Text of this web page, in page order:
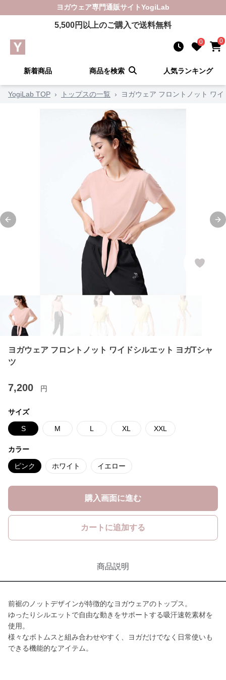
ヨガウェア専門通販サイトYogiLab
5,500円以上のご購入で送料無料
0 0
新着商品 商品を検索 人気ランキング
YogiLab TOP › トップスの一覧 › ヨガウェア フロントノット ワ
Previous slide
ヨガウェア フロントノット ワイドシルエット ヨガTシャ
ツ
7,200 円
サイズ
S M L XL XXL
カラー
ピンク ホワイト イエロー
購入画面に進む
カートに追加する
商品説明
前裾のノットデザインが特徴的なヨガウェアのトップス。
ゆったりシルエットで自由な動きをサポートする吸汗速乾素材を
使用。
様々なボトムスと組み合わせやすく、ヨガだけでなく日常使いも
できる機能的なアイテム。